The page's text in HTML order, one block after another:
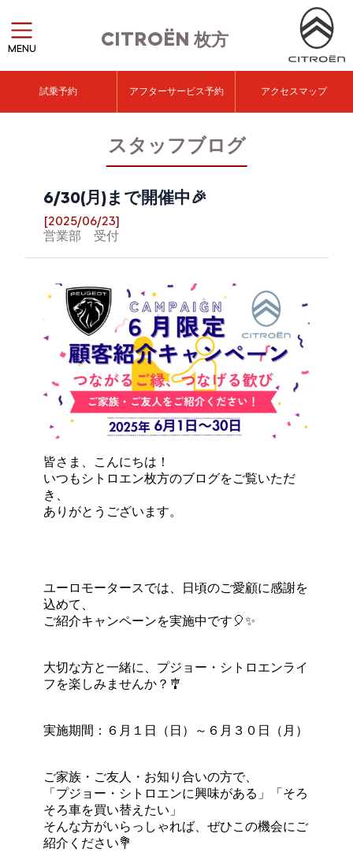
CITROËN 枚方
MENU
試乗予約 アフターサービス予約 アクセスマップ
スタッフブログ
6/30(月)まで開催中🎉
[2025/06/23]
営業部 受付
皆さま、こんにちは！
いつもシトロエン枚方のブログをご覧いただ
き、
ありがとうございます。
ユーロモータースでは、日頃のご愛顧に感謝を
込めて、
ご紹介キャンペーンを実施中です🎈✨
大切な方と一緒に、プジョー・シトロエンライ
フを楽しみませんか？🎐
実施期間：６月１日（日）～６月３０日（月）
ご家族・ご友人・お知り合いの方で、
「プジョー・シトロエンに興味がある」「そろ
そろ車を買い替えたい」
そんな方がいらっしゃれば、ぜひこの機会にご
紹介ください💐